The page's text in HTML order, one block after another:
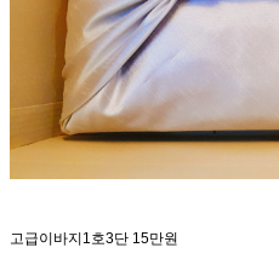
고급이바지1호3단 15만원